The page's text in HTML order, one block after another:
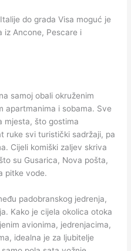
do grada Visa moguć je
iz Ancone, Pescare i
samoj obali okruženim
apartmanima i sobama. Sve
mjesta, što gostima
ruke svi turistički sadržaji, pa
Cijeli komiški zaljev skriva
su Gusarica, Nova pošta,
pitke vode.
padobranskog jedrenja,
Kako je cijela okolica otoka
avionima, jedrenjacima,
idealna je za ljubitelje